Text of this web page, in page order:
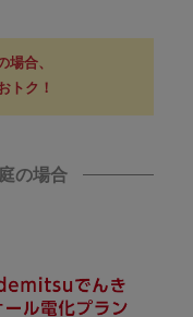
場合、
トク！
の場合